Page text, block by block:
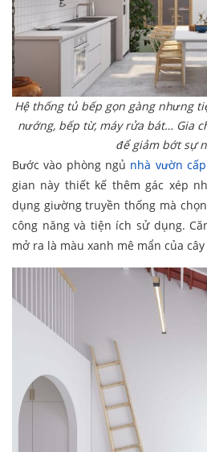
Hệ thống tủ bếp gọn gàng nhưng
nướng, bếp từ, máy rửa bát… Gia
để giảm bớt sự
Bước vào phòng ngủ nhà vườn
gian này thiết kế thêm gác xép
dụng giường truyền thống mà
công năng và tiện ích sử dụng.
mở ra là màu xanh mê mẩn của